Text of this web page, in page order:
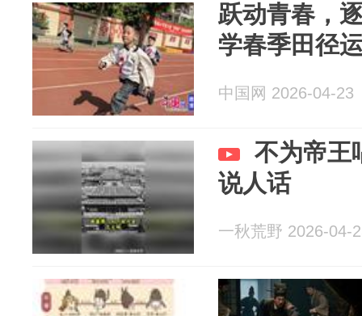
跃动青春，
学春季田径
中国网 2026-04-23
不为帝王
说人话
一秋荒野 2026-04-